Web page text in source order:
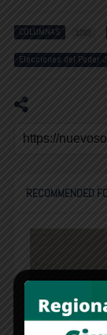
COLUMNAS 1293
Elecciones del Poder
RECOMMENDED
“Vamos